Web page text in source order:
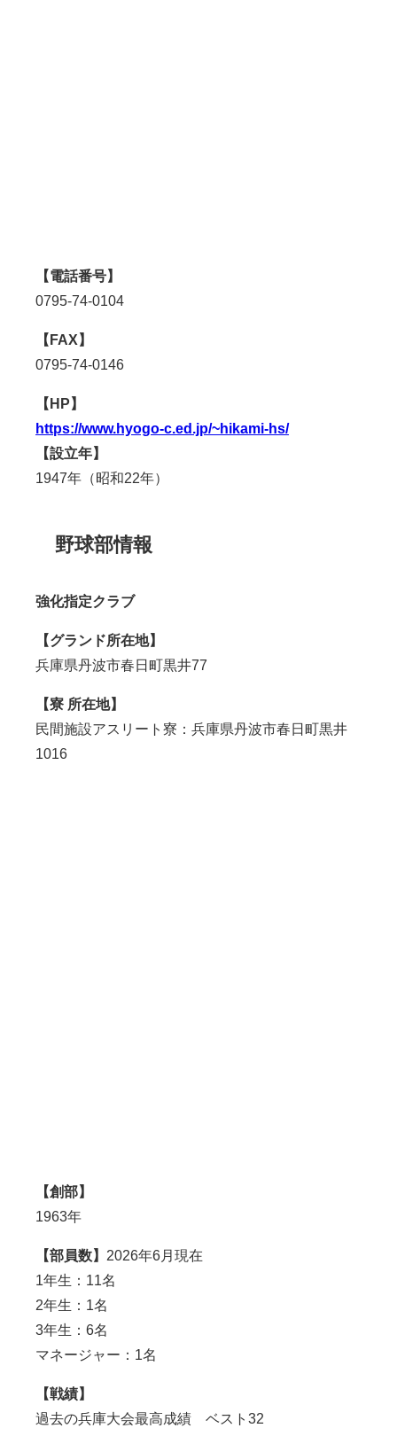
【電話番号】
0795-74-0104
【FAX】
0795-74-0146
【HP】
https://www.hyogo-c.ed.jp/~hikami-hs/
【設立年】
1947年（昭和22年）
野球部情報
強化指定クラブ
【グランド所在地】
兵庫県丹波市春日町黒井77
【寮 所在地】
民間施設アスリート寮：兵庫県丹波市春日町黒井
1016
【創部】
1963年
【部員数】 2026年6月現在
1年生：11名
2年生：1名
3年生：6名
マネージャー：1名
【戦績】
過去の兵庫大会最高成績 ベスト32